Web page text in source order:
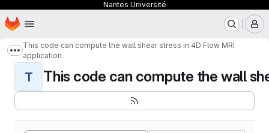
Nantes Université
Passer au contenu principal
Page d'accueil
Afficher davantage de fils d'Ariane
This code can compute the wall shear stress in 4D Flow MRI
application.
T This code can compute the wall